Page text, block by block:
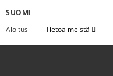
SUOMI
Aloitus
Tietoa meistä